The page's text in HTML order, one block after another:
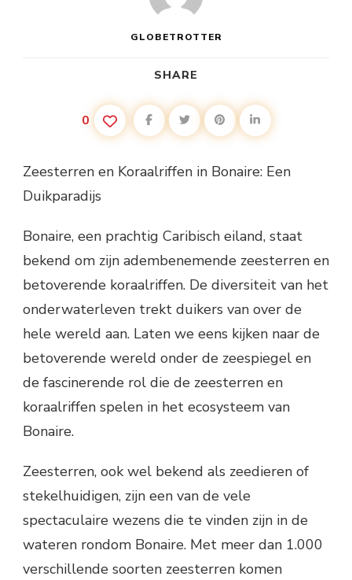
GLOBETROTTER
SHARE
0
Zeesterren en Koraalriffen in Bonaire: Een
Duikparadijs
Bonaire, een prachtig Caribisch eiland, staat
bekend om zijn adembenemende zeesterren en
betoverende koraalriffen. De diversiteit van het
onderwaterleven trekt duikers van over de
hele wereld aan. Laten we eens kijken naar de
betoverende wereld onder de zeespiegel en
de fascinerende rol die de zeesterren en
koraalriffen spelen in het ecosysteem van
Bonaire.
Zeesterren, ook wel bekend als zeedieren of
stekelhuidigen, zijn een van de vele
spectaculaire wezens die te vinden zijn in de
wateren rondom Bonaire. Met meer dan 1.000
verschillende soorten zeesterren komen